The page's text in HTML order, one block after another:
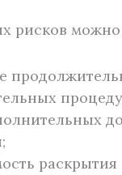
рисков можно
раскрытия